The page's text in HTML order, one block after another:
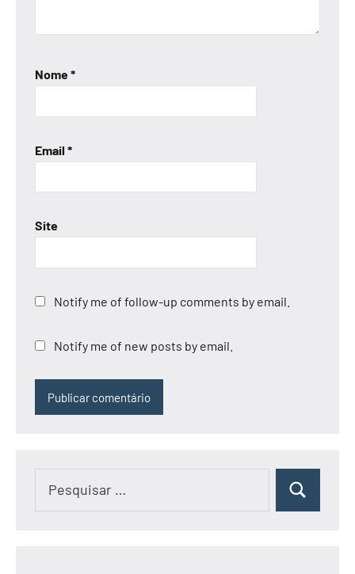
Nome*
Email *
Site
Notify me of follow-up comments by email.
Notify me of new posts by email.
Pesquisar